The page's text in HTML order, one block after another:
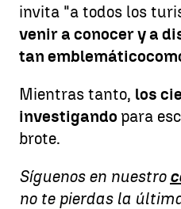
invita "a todos los
venir a conocer y a
tan emblemático
Mientras tanto, los
investigando para
brote.
Síguenos en nuestro
no te pierdas la